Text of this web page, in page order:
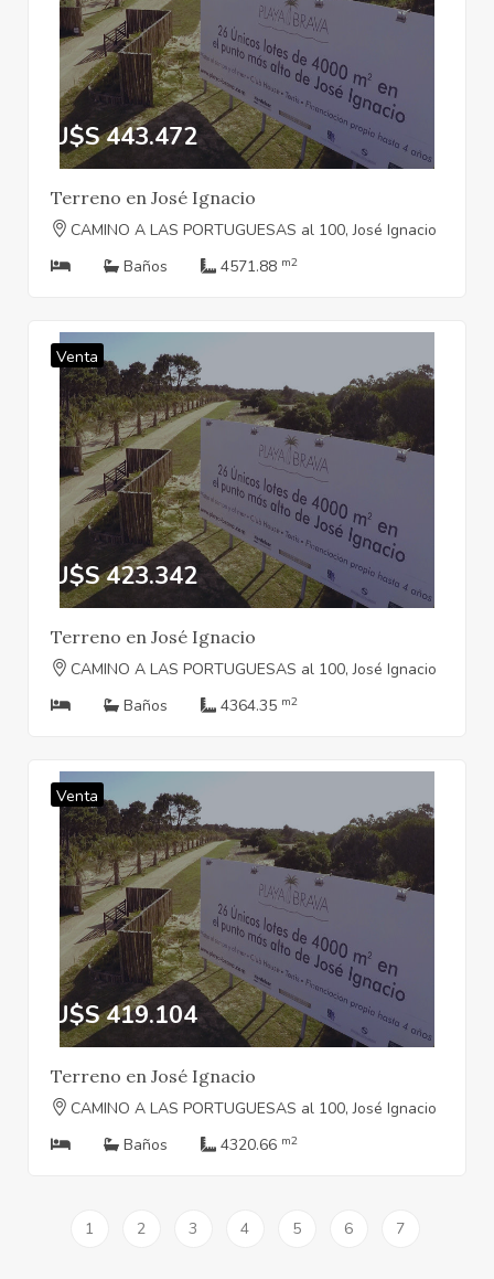
U$S 443.472
Terreno en José Ignacio
CAMINO A LAS PORTUGUESAS al 100, José Ignacio
Baños
4571.88 m2
Venta
U$S 423.342
Terreno en José Ignacio
CAMINO A LAS PORTUGUESAS al 100, José Ignacio
Baños
4364.35 m2
Venta
U$S 419.104
Terreno en José Ignacio
CAMINO A LAS PORTUGUESAS al 100, José Ignacio
Baños
4320.66 m2
1 2 3 4 5 6 7